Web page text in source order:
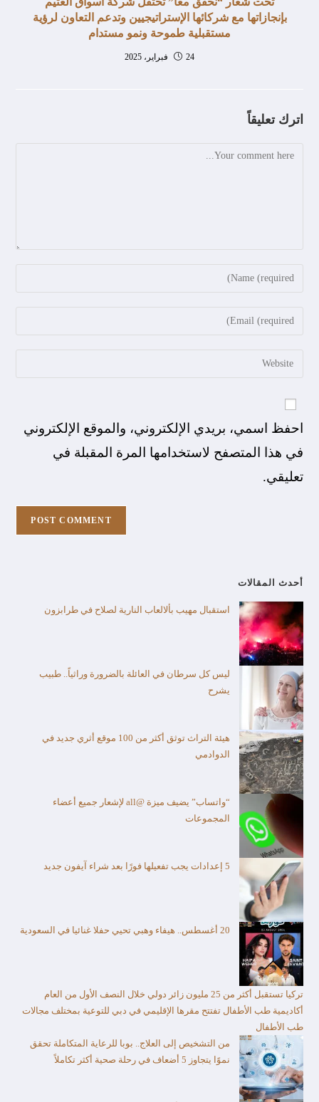
بإنجازاتها مع شركائها الإستراتيجيين وتدعم التعاون لرؤية
مستقبلية طموحة ونمو مستدام
24 فبراير، 2025
اترك تعليقاً
احفظ اسمي، بريدي الإلكتروني، والموقع الإلكتروني
في هذا المتصفح لاستخدامها المرة المقبلة في
تعليقي.
أحدث المقالات
استقبال مهيب بألالعاب النارية لصلاح في طرابزون
ليس كل سرطان في العائلة بالضرورة وراثياً.. طبيب
يشرح
هيئة التراث توثق أكثر من 100 موقع أثري جديد في
الدوادمي
“واتساب” يضيف ميزة @all لإشعار جميع أعضاء
المجموعات
5 إعدادات يجب تفعيلها فورًا بعد شراء آيفون جديد
20 أغسطس.. هيفاء وهبي تحيي حفلا غنائيا في السعودية
تركيا تستقبل أكثر من 25 مليون زائر دولي خلال النصف الأول من العام​
أكاديمية طب الأطفال تفتتح مقرها الإقليمي في دبي للتوعية بمختلف مجالات
طب الأطفال
من التشخيص إلى العلاج.. بوبا للرعاية المتكاملة تحقق
نموًا يتجاوز 5 أضعاف في رحلة صحية أكثر تكاملاً